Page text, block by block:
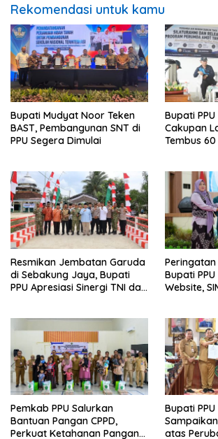
Rekomendasi untuk kamu
Bupati Mudyat Noor Teken
BAST, Pembangunan SNT di
PPU Segera Dimulai
Bupati
Cakupan
Tembus 60
Resmikan Jembatan Garuda
di Sebakung Jaya, Bupati
PPU Apresiasi Sinergi TNI dan
Peringatan
Bupati
Website,
Pemkab PPU Salurkan
Bantuan Pangan CPPD,
Perkuat Ketahanan Pangan
Bupati
atas